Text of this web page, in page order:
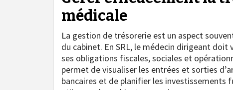
médicale
La gestion de trésorerie est un aspect
du cabinet. En SRL, le médecin dirigeant
ses obligations fiscales, sociales et
permet de visualiser les entrées et sorties
bancaires et de planifier les